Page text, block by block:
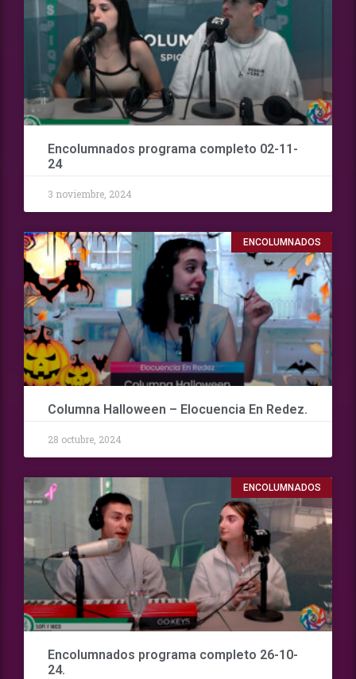
Encolumnados programa completo 02-11-
24
3 noviembre, 2024
ENCOLUMNADOS
Columna Halloween – Elocuencia En Redez.
28 octubre, 2024
ENCOLUMNADOS
Encolumnados programa completo 26-10-
24.